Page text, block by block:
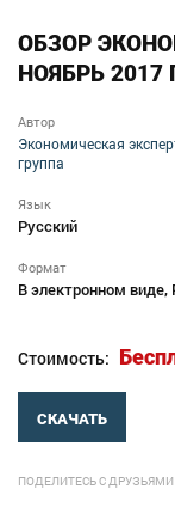
ОБЗОР
НОЯБРЬ 2017
Автор
Экономическая
группа
Язык
Русский
Формат
В электронном виде,
Стоимость:
СКАЧАТЬ
ПОДЕЛИТЕСЬ С ДРУЗЬЯМИ